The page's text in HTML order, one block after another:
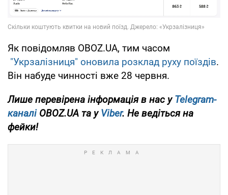
Як повідомляв OBOZ.UA, тим часом
"Укрзалізниця" оновила розклад руху поїздів.
Він набуде чинності вже 28 червня.
Лише перевірена інформація в нас у Telegram-
каналі OBOZ.UA та у Viber. Не ведіться на
фейки!